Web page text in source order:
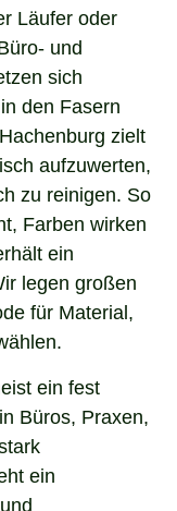
Läufer oder
und
sich
den Fasern
zielt
aufzuwerten,
zu reinigen. So
Farben wirken
ein
legen großen
für Material,
ein fest
Büros, Praxen,
ein